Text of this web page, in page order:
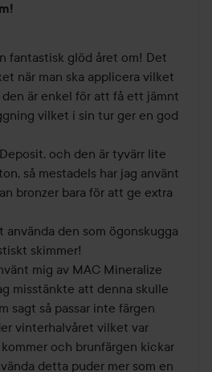
fantastisk glöd året om! Det
när man ska applicera vilket
är enkel för att få ett jämnt
vilket i sin tur ger en god
och den är tyvärr lite
så mestadels har jag använt
bronzer bara för att ge extra
använda den som ögonskugga
skimmer!
mig av MAC Mineralize
misstänkte att denna skulle
sagt så passar inte färgen
vinterhalvåret vilket var
kommer och brunfärgen kickar
detta puder mer som en